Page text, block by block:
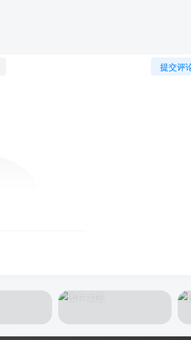
提交评